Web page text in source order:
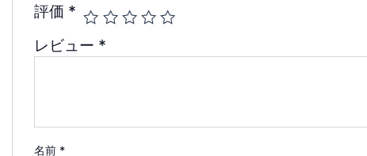
評価 *
レビュー *
名前 *